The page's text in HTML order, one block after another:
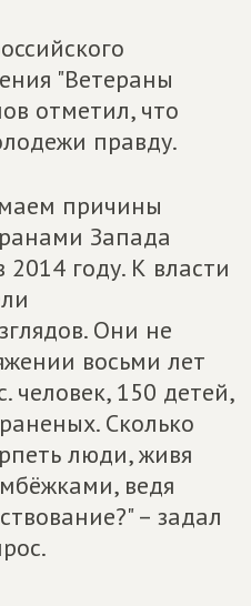
"Ветераны
отметил, что
правду.
причины
Запада
году. К власти
Они не
восьми лет
человек, 150 детей,
Сколько
люди, живя
ведя
– задал